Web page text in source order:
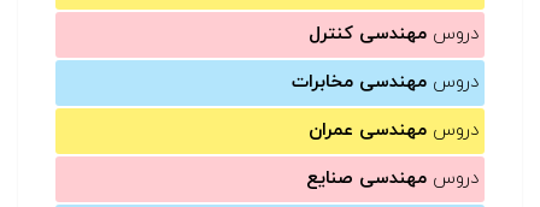
دروس مهندسی کنترل
دروس مهندسی مخابرات
دروس مهندسی عمران
دروس مهندسی صنایع